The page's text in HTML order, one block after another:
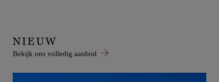
NIEUW
Bekijk ons volledig aanbod